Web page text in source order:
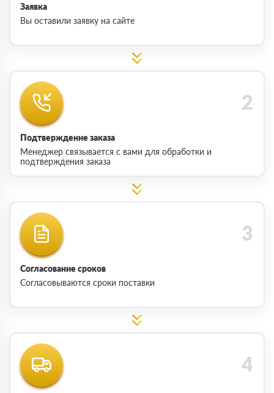
Заявка
Вы оставили заявку на сайте
Подтверждение заказа
Менеджер связывается с вами для обработки и
подтверждения заказа
Согласование сроков
Согласовываются сроки поставки